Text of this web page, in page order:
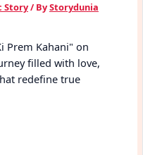
Story/ ByStorydunia
Prem Kahani" on
filled with love,
redefine true